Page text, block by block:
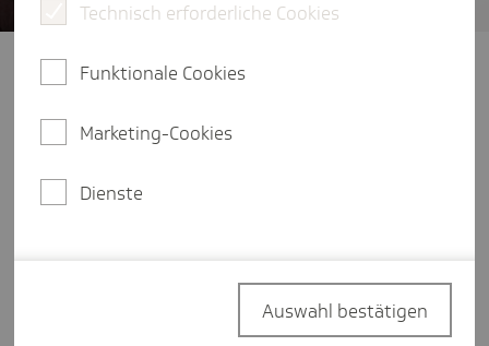
Dafür braucht es eine
medizinischen Anliegens, eine
bessere Koordination.
Zukunft der ambulanten Versorgung
Technisch erforderliche Cookies
Funktionale Cookies
Marketing-Cookies
Dienste
Auswahl bestätigen